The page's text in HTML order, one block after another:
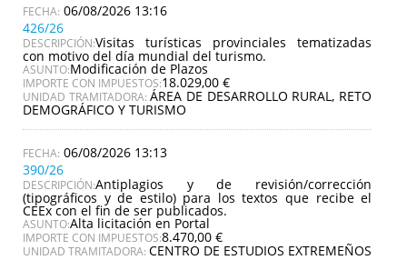
06/08/2026 13:16
426/26
DESCRIPCIÓN:Visitas turísticas provinciales tematizadas
con motivo del día mundial del turismo.
ASUNTO:Modificación de Plazos
IMPORTE CON IMPUESTOS:18.029,00 €
UNIDAD TRAMITADORA:ÁREA DE DESARROLLO RURAL, RETO
DEMOGRÁFICO Y TURISMO
06/08/2026 13:13
390/26
DESCRIPCIÓN:Antiplagios y de revisión/corrección
(tipográficos y de estilo) para los textos que recibe el
CEEx con el fin de ser publicados.
ASUNTO:Alta licitación en Portal
IMPORTE CON IMPUESTOS:8.470,00 €
UNIDAD TRAMITADORA: CENTRO DE ESTUDIOS EXTREMEÑOS